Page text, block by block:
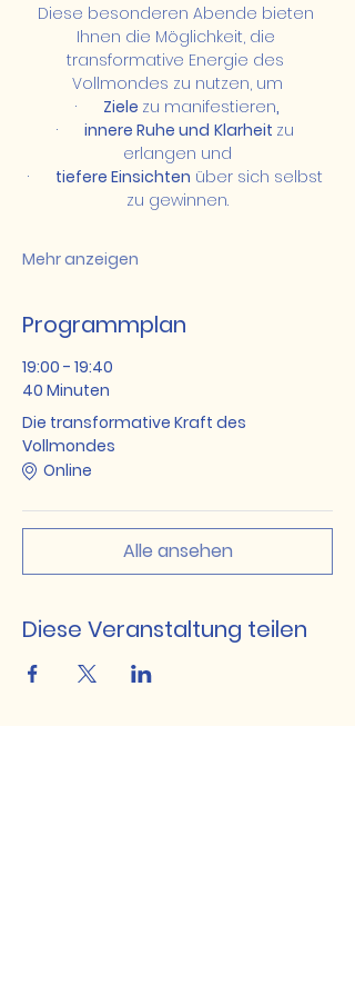
Diese besonderen Abende bieten
Ihnen die Möglichkeit, die
transformative Energie des
Vollmondes zu nutzen, um
· Ziele zu manifestieren,
· innere Ruhe und Klarheit zu
erlangen und
· tiefere Einsichten über sich selbst
zu gewinnen.
Mehr anzeigen
Programmplan
19:00 - 19:40
40 Minuten
Die transformative Kraft des
Vollmondes
Online
Alle ansehen
Diese Veranstaltung teilen